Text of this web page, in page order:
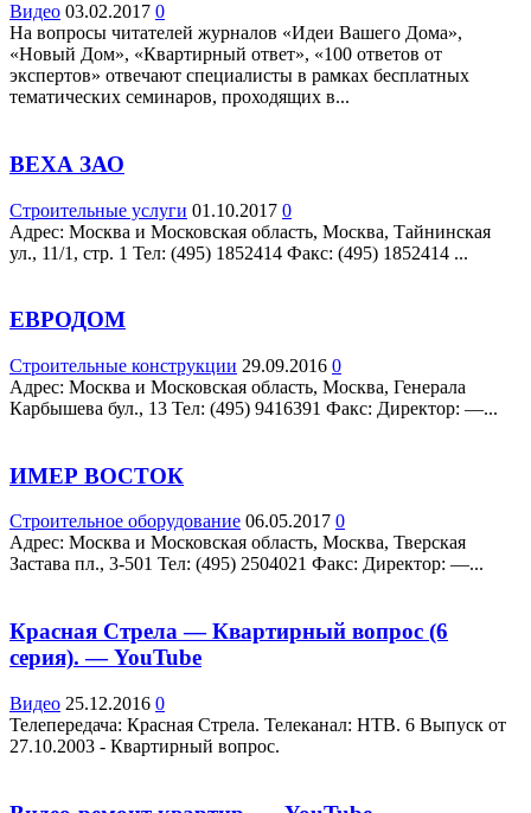
Видео 03.02.2017 0
На вопросы читателей журналов «Идеи Вашего Дома»,
«Новый Дом», «Квартирный ответ», «100 ответов от
экспертов» отвечают специалисты в рамках бесплатных
тематических семинаров, проходящих в...
ВЕХА ЗАО
Строительные услуги 01.10.2017 0
Адрес: Москва и Московская область, Москва, Тайнинская
ул., 11/1, стр. 1 Teл: (495) 1852414 Факс: (495) 1852414 ...
ЕВРОДОМ
Строительные конструкции 29.09.2016 0
Адрес: Москва и Московская область, Москва, Генерала
Карбышева бул., 13 Teл: (495) 9416391 Факс: Директор: —...
ИМЕР ВОСТОК
Строительное оборудование 06.05.2017 0
Адрес: Москва и Московская область, Москва, Тверская
Застава пл., 3-501 Teл: (495) 2504021 Факс: Директор: —...
Красная Стрела — Квартирный вопрос (6
серия). — YouTube
Видео 25.12.2016 0
Телепередача: Красная Стрела. Телеканал: НТВ. 6 Выпуск от
27.10.2003 - Квартирный вопрос.